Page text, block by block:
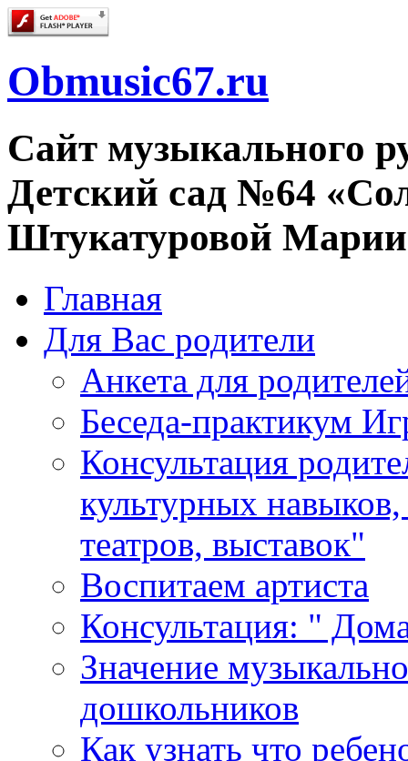
Obmusic67.ru
Сайт музыкального
Детский сад №64
Штукатуровой
Главная
Для Вас родители
Анкета для
Беседа-практикум
Консультация
культурных
театров, выставок"
Воспитаем артиста
Консультация: "
Значение
дошкольников
Как узнать что